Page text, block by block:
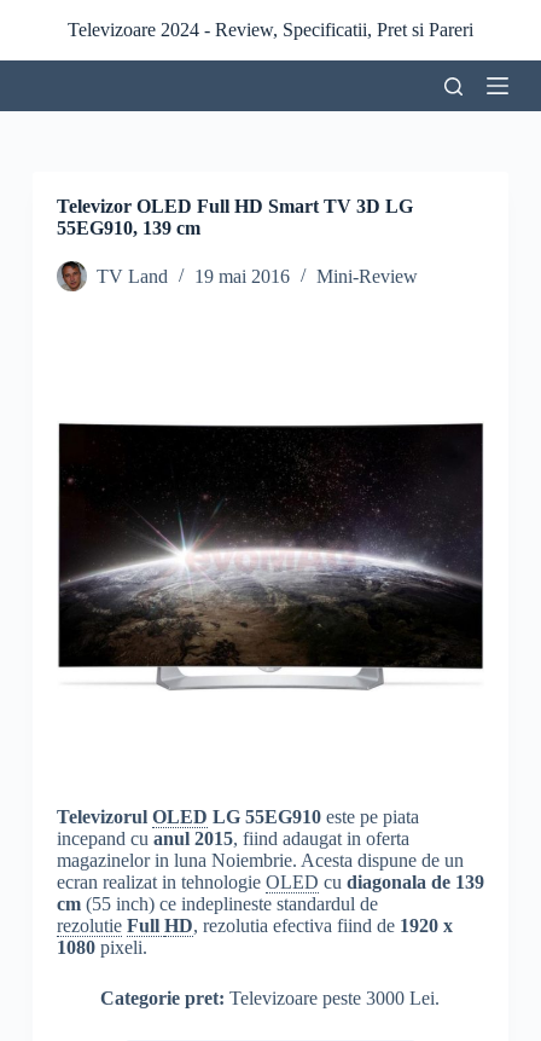
r
l
Televizoare 2024 - Review, Specificatii, Pret si Pareri
Televizor OLED Full HD Smart TV 3D LG
55EG910, 139 cm
TV Land 19 mai 2016 Mini-Review
Televizorul OLED LG 55EG910este pe piata
incepand cu anul 2015, fiind adaugat in oferta
magazinelor in luna Noiembrie. Acesta dispune de un
ecran realizat in tehnologie OLED cu diagonala de 139
cm(55 inch) ce indeplineste standardul de
rezolutie Full HD, rezolutia efectiva fiind de 1920 x
1080pixeli.
Categorie pret:Televizoare peste 3000 Lei.